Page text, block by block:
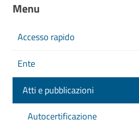
Menu
Accesso rapido
Ente
Atti e pubblicazioni
Autocertificazione